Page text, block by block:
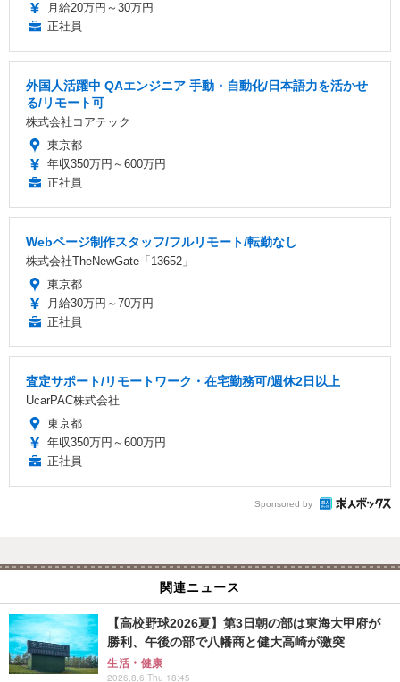
月給20万円～30万円
正社員
外国人活躍中 QAエンジニア 手動・自動化/日本語力を活かせ
る/リモート可
株式会社コアテック
東京都
年収350万円～600万円
正社員
Webページ制作スタッフ/フルリモート/転勤なし
株式会社TheNewGate「13652」
東京都
月給30万円～70万円
正社員
査定サポート/リモートワーク・在宅勤務可/週休2日以上
UcarPAC株式会社
東京都
年収350万円～600万円
正社員
Sponsored by
関連ニュース
【高校野球2026夏】第3日朝の部は東海大甲府が
勝利、午後の部で八幡商と健大高崎が激突
生活・健康
2026.8.6 Thu 18:45